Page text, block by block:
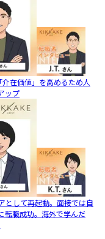
在価値」を高めるため人
ップ
として再起動。面接では自
転職成功。海外で学んだ